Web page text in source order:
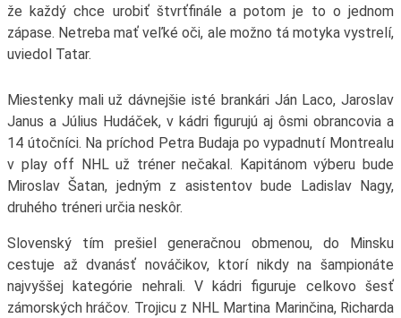
že každý chce urobiť štvrťfinále a potom je to o jednom
zápase. Netreba mať veľké oči, ale možno tá motyka vystrelí,
uviedol Tatar.
Miestenky mali už dávnejšie isté brankári Ján Laco, Jaroslav
Janus a Július Hudáček, v kádri figurujú aj ôsmi obrancovia a
14 útočníci. Na príchod Petra Budaja po vypadnutí Montrealu
v play off NHL už tréner nečakal. Kapitánom výberu bude
Miroslav Šatan, jedným z asistentov bude Ladislav Nagy,
druhého tréneri určia neskôr.
Slovenský tím prešiel generačnou obmenou, do Minsku
cestuje až dvanásť nováčikov, ktorí nikdy na šampionáte
najvyššej kategórie nehrali. V kádri figuruje celkovo šesť
zámorských hráčov. Trojicu z NHL Martina Marinčina, Richarda